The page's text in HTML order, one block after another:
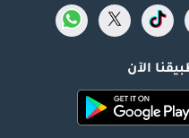
الآن